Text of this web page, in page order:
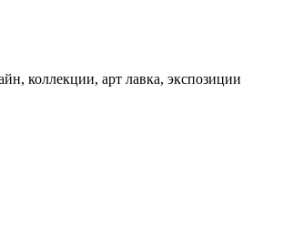
коллекции, арт лавка, экспозиции